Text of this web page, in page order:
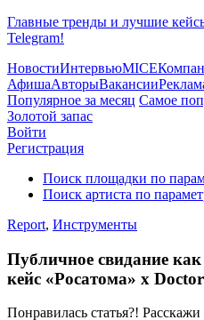
Главные тренды и лучшие
Telegram!
НовостиИнтервьюMICE
АфишаАвторыВакансии
Популярное за месяц Самое
Золотой запас
Войти
Регистрация
Поиск площадки по
Поиск артиста по
Report, Инструменты
Публичное свидание
кейс «Росатома» х
Понравилась статья?!